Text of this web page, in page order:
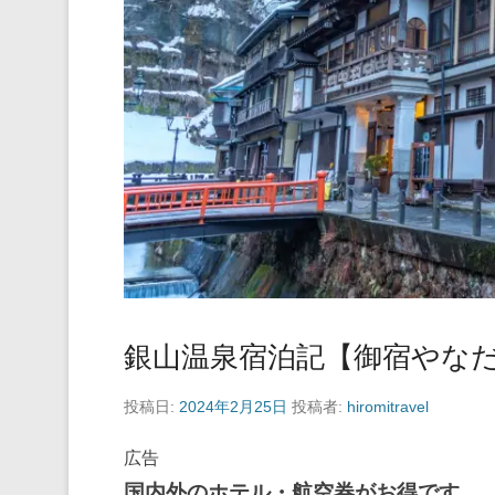
銀山温泉宿泊記【御宿やな
投稿日: 2024年2月25日 投稿者: hiromitravel
広告